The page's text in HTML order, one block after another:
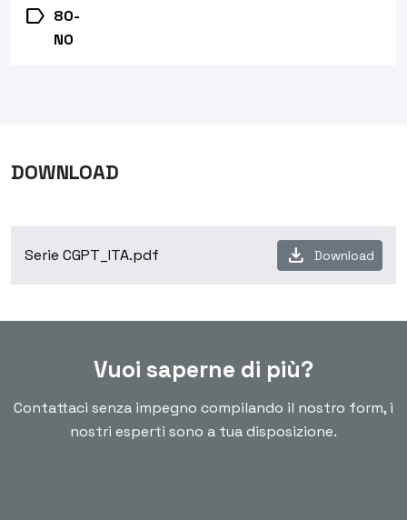
label 80-
NO
DOWNLOAD
Serie CGPT_ITA.pdf download Download
Vuoi saperne di più?
Contattaci senza impegno compilando il nostro form, i
nostri esperti sono a tua disposizione.